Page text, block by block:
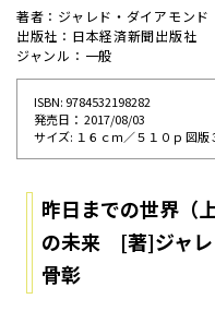
著者：ジャレド・ダイアモンド
出版社：日本経済新聞出版社
ジャンル：一般
ISBN: 9784532198282
発売⽇： 2017/08/03
サイズ: １６ｃｍ／５１０ｐ 図版
昨日までの世界（
の未来 [著]ジャ
骨彰